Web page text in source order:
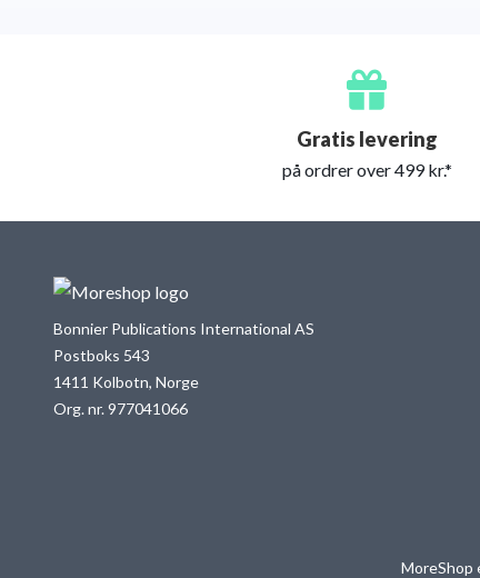
Gratis levering
på ordrer over 499 kr.*
Bonnier Publications International AS
Postboks 543
1411 Kolbotn, Norge
Org. nr. 977041066
MoreShop